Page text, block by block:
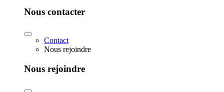
Nous contacter
Contact
Nous rejoindre
Nous rejoindre